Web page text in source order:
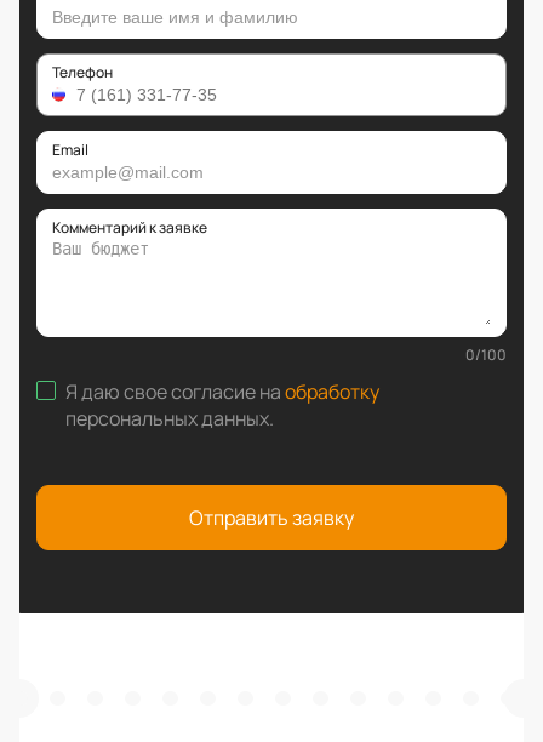
Телефон
Email
Комментарий к заявке
0/100
Я даю свое согласие наобработку
персональных данных.
Отправить заявку